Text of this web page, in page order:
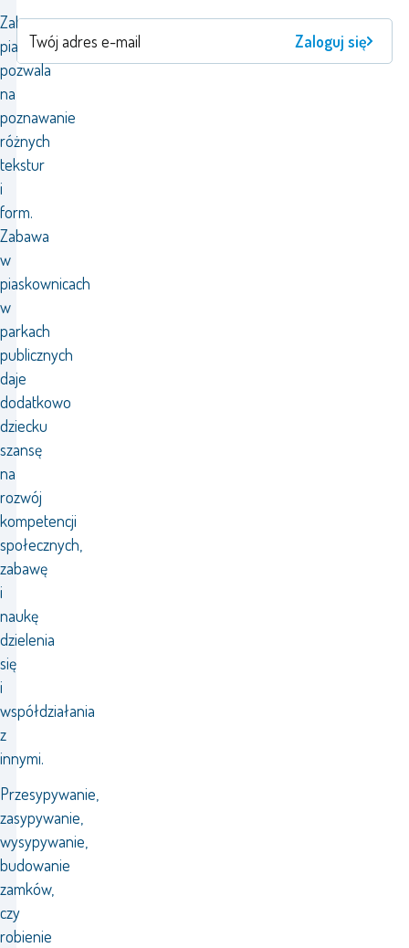
Zabawa
piaskiem
pozwala
na
poznawanie
różnych
tekstur
i
form.
Zabawa
w
piaskownicach
w
parkach
publicznych
daje
dodatkowo
dziecku
szansę
na
rozwój
kompetencji
społecznych,
zabawę
i
naukę
dzielenia
się
i
współdziałania
z
innymi.
Przesypywanie,
zasypywanie,
wysypywanie,
budowanie
zamków,
czy
robienie
Zaloguj się